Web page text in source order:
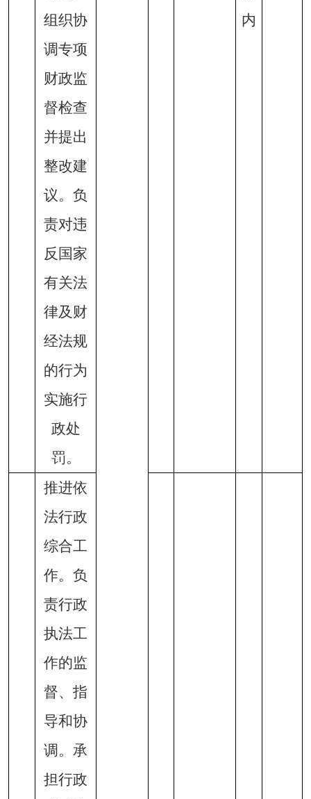
组织协
调专项
财政监
督检查
并提出
整改建
议。负
责对违
反国家
有关法
律及财
经法规
的行为
实施行
政处
罚。
内
推进依
法行政
综合工
作。负
责行政
执法工
作的监
督、指
导和协
调。承
担行政